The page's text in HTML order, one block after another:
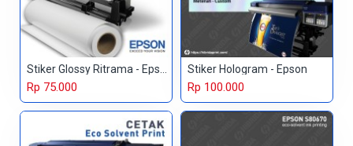
Rp 75.000
Stiker Hologram - Epson
Rp 100.000